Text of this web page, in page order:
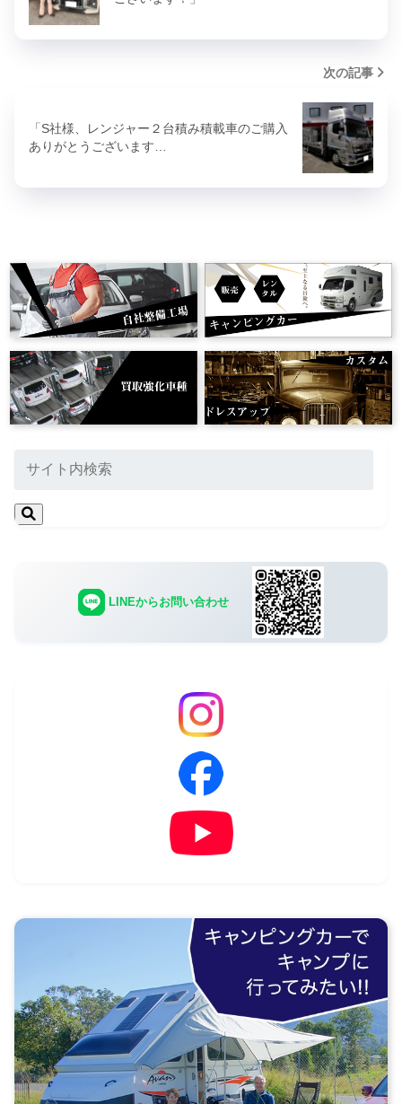
次の記事
「S社様、レンジャー２台積み積載車のご購入
ありがとうございます…
LINEからお問い合わせ